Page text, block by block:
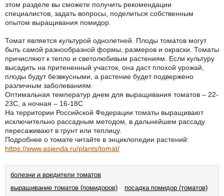
этом разделе вы сможете получить рекомендации
специалистов, задать вопросы, поделиться собственным
опытом выращивания помидор.
Томат является культурой однолетней. Плоды томатов могут
быть самой разнообразной формы, размеров и окраски. Томаты
причисляют к тепло и светолюбивым растениям. Если культуру
высадить на притененный участок, она даст плохой урожай,
плоды будут безвкусными, а растение будет подвержено
различным заболеваниям.
Оптимальная температур днем для выращивания томатов – 22-
23С, а ночная – 16-18С
На территории Российской Федерации томаты выращивают
исключительно рассадным методом, в дальнейшем рассаду
пересаживают в грунт или теплицу.
Подробнее о томате читайте в энциклопедии растений:
https://www.asienda.ru/plants/tomat/
болезни и вредители томатов
выращивание томатов (помидоров)
посадка помидор (томатов)